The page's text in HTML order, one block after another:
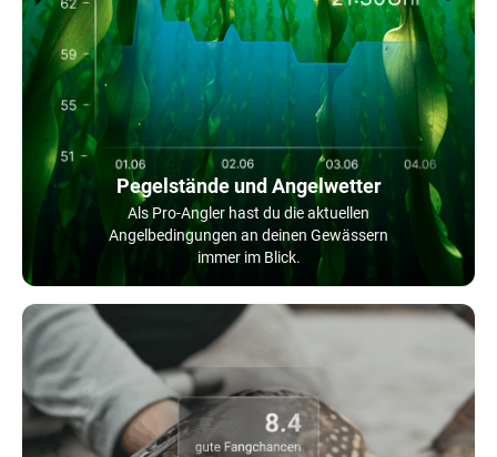
Pegelstände und Angelwetter
Als Pro-Angler hast du die aktuellen
Angelbedingungen an deinen Gewässern
immer im Blick.